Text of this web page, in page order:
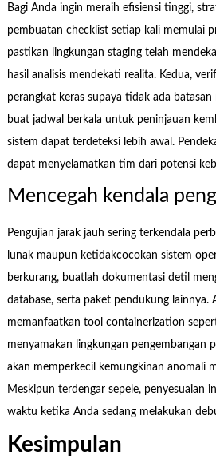
Bagi Anda ingin meraih efisiensi tinggi,
pembuatan checklist setiap kali memulai
pastikan lingkungan staging telah
hasil analisis mendekati realita. Kedua,
perangkat keras supaya tidak ada
buat jadwal berkala untuk peninjauan
sistem dapat terdeteksi lebih awal.
dapat menyelamatkan tim dari potensi
Mencegah kendala
Pengujian jarak jauh sering terkendala
lunak maupun ketidakcocokan sistem
berkurang, buatlah dokumentasi detil
database, serta paket pendukung lainnya.
memanfaatkan tool containerization
menyamakan lingkungan pengembangan
akan memperkecil kemungkinan anomali
Meskipun terdengar sepele, penyesuaian
waktu ketika Anda sedang melakukan
Kesimpulan